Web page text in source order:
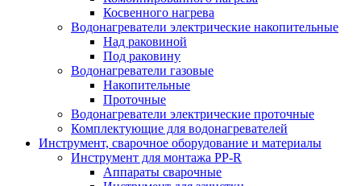
Косвенного нагрева
Водонагреватели электрические накопительные
Над раковиной
Под раковину
Водонагреватели газовые
Накопительные
Проточные
Водонагреватели электрические проточные
Комплектующие для водонагревателей
Инструмент, сварочное оборудование и материалы
Инструмент для монтажа PP-R
Аппараты сварочные